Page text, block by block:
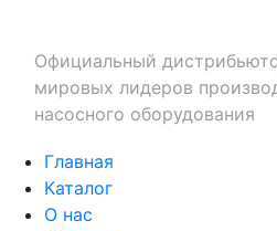
Официальный
мировых лидеров
насосного оборудования
Главная
Каталог
О нас